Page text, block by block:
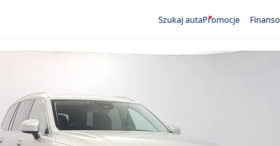
Szukaj autaPromocje